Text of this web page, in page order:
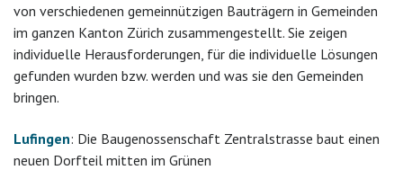
von verschiedenen gemeinnützigen Bauträgern in Gemeinden
im ganzen Kanton Zürich zusammengestellt. Sie zeigen
individuelle Herausforderungen, für die individuelle Lösungen
gefunden wurden bzw. werden und was sie den Gemeinden
bringen.
Lufingen: Die Baugenossenschaft Zentralstrasse baut einen
neuen Dorfteil mitten im Grünen